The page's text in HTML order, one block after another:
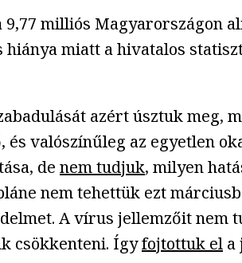
9,77 milliós Magyarországon
hiánya miatt a hivatalos
azért úsztuk meg,
és valószínűleg az egyetlen
de nem tudjuk, milyen
nem tehettük ezt
A vírus jellemzőit nem
csökkenteni. Ígyfojtottuk el a